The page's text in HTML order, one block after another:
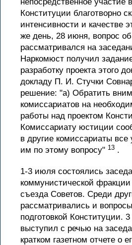
Конституции благотворно
интенсивности и качестве
же день, 28 июня, вопрос
рассматривался на
Наркомюст получил
разработку проекта этого
докладу П. И. Стучки
решение: "а) Обратить
комиссариатов на
работы над проектом
Комиссариату юстиции
в другие комиссариаты все
им по этому вопросу" 13 .
1-3 июля состоялись
коммунистической фракции
съезда Советов. Среди
рассматривались и
подготовкой Конституции.
выступил с речью на
кратком газетном отчете о